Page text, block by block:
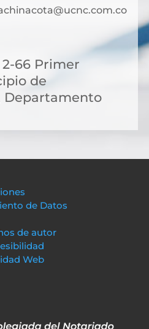
66 Primer
de
Departamento
de Datos
de autor
Web